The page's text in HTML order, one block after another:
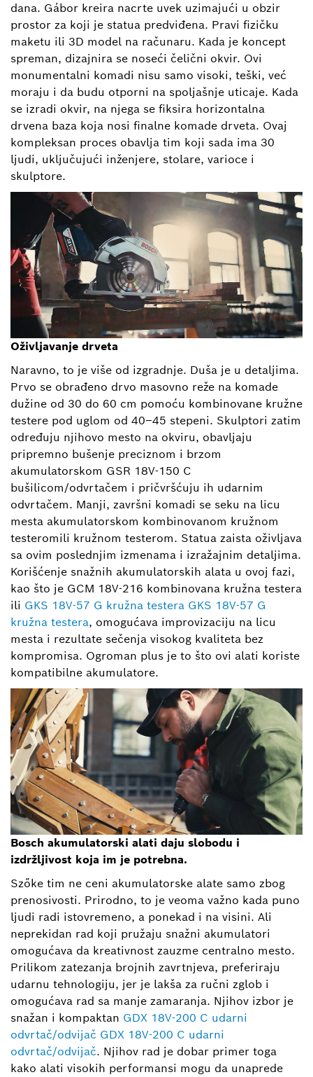
dana. Gábor kreira nacrte uvek uzimajući u obzir
prostor za koji je statua predviđena. Pravi fizičku
maketu ili 3D model na računaru. Kada je koncept
spreman, dizajnira se noseći čelični okvir. Ovi
monumentalni komadi nisu samo visoki, teški, već
moraju i da budu otporni na spoljašnje uticaje. Kada
se izradi okvir, na njega se fiksira horizontalna
drvena baza koja nosi finalne komade drveta. Ovaj
kompleksan proces obavlja tim koji sada ima 30
ljudi, uključujući inženjere, stolare, varioce i
skulptore.
Oživljavanje drveta
Naravno, to je više od izgradnje. Duša je u detaljima.
Prvo se obrađeno drvo masovno reže na komade
dužine od 30 do 60 cm pomoću kombinovane kružne
testere pod uglom od 40–45 stepeni. Skulptori zatim
određuju njihovo mesto na okviru, obavljaju
pripremno bušenje preciznom i brzom
akumulatorskom GSR 18V-150 C
bušilicom/odvrtačem i pričvršćuju ih udarnim
odvrtačem. Manji, završni komadi se seku na licu
mesta akumulatorskom kombinovanom kružnom
testeromili kružnom testerom. Statua zaista oživljava
sa ovim poslednjim izmenama i izražajnim detaljima.
Korišćenje snažnih akumulatorskih alata u ovoj fazi,
kao što je GCM 18V-216 kombinovana kružna testera
ili GKS 18V-57 G kružna testera GKS 18V-57 G
kružna testera, omogućava improvizaciju na licu
mesta i rezultate sečenja visokog kvaliteta bez
kompromisa. Ogroman plus je to što ovi alati koriste
kompatibilne akumulatore.
Bosch akumulatorski alati daju slobodu i
izdržljivost koja im je potrebna.
Szőke tim ne ceni akumulatorske alate samo zbog
prenosivosti. Prirodno, to je veoma važno kada puno
ljudi radi istovremeno, a ponekad i na visini. Ali
neprekidan rad koji pružaju snažni akumulatori
omogućava da kreativnost zauzme centralno mesto.
Prilikom zatezanja brojnih zavrtnjeva, preferiraju
udarnu tehnologiju, jer je lakša za ručni zglob i
omogućava rad sa manje zamaranja. Njihov izbor je
snažan i kompaktan GDX 18V-200 C udarni
odvrtač/odvijač GDX 18V-200 C udarni
odvrtač/odvijač. Njihov rad je dobar primer toga
kako alati visokih performansi mogu da unaprede